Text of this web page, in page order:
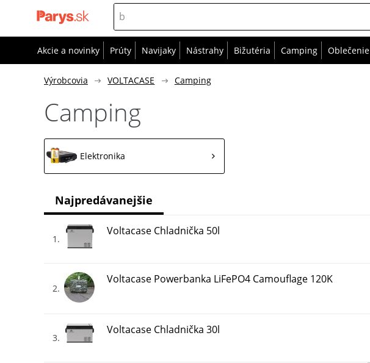
Akcie a novinky Prúty Navijaky Nástrahy Bižutéria Camping Oblečenie
Výrobcovia VOLTACASE Camping
Camping
Elektronika
1
Voltacase Chladnička 50l
2
Voltacase Powerbanka LiFePO4 Camouflage 120K
3
Voltacase Chladnička 30l
Najpredávanejšie